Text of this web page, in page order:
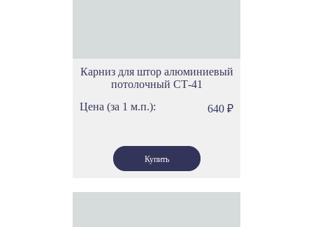
Карниз для штор алюминиевый
потолочный СТ-41
Цена (за 1 м.п.):
640 ₽